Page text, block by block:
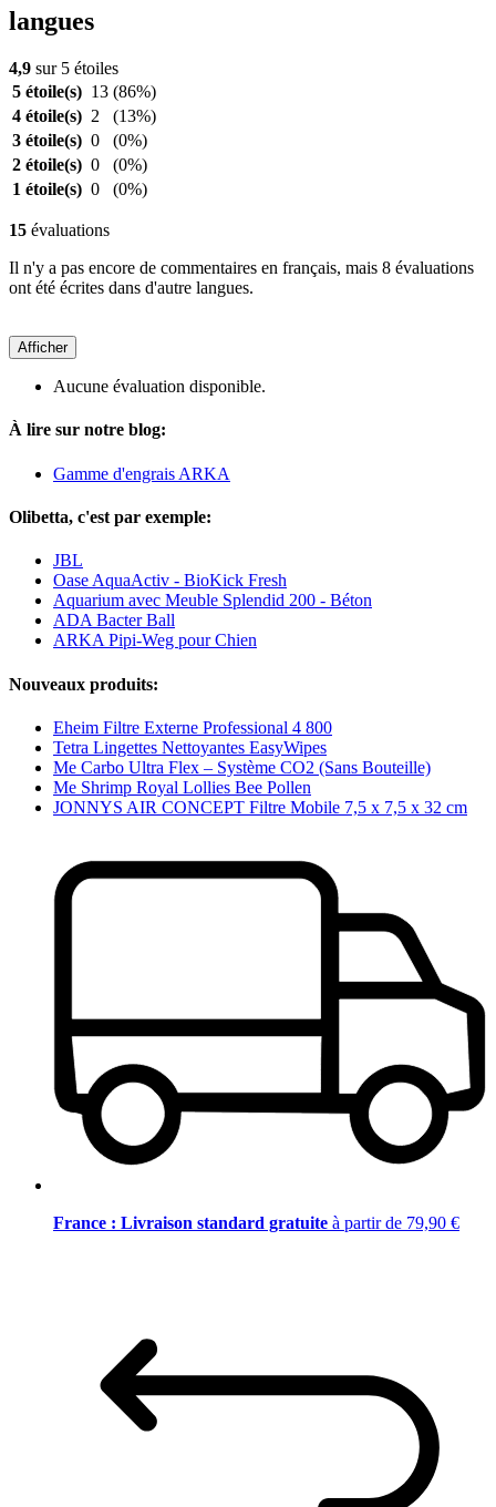
langues
4,9 sur 5 étoiles
5 étoile(s) 13 (86%)
4 étoile(s) 2
(13%)
3 étoile(s) 0
(0%)
2 étoile(s) 0
(0%)
1 étoile(s) 0 (0%)
15 évaluations
Il n'y a pas encore de commentaires en français, mais 8 évaluations
ont été écrites dans d'autre langues.
Afficher
Aucune évaluation disponible.
À lire sur notre blog:
Gamme d'engrais ARKA
Olibetta, c'est par exemple:
JBL
Oase AquaActiv - BioKick Fresh
Aquarium avec Meuble Splendid 200 - Béton
ADA Bacter Ball
ARKA Pipi-Weg pour Chien
Nouveaux produits:
Eheim Filtre Externe Professional 4 800
Tetra Lingettes Nettoyantes EasyWipes
Me Carbo Ultra Flex – Système CO2 (Sans Bouteille)
Me Shrimp Royal Lollies Bee Pollen
JONNYS AIR CONCEPT Filtre Mobile 7,5 x 7,5 x 32 cm
France : Livraison standard gratuite à partir de 79,90 €